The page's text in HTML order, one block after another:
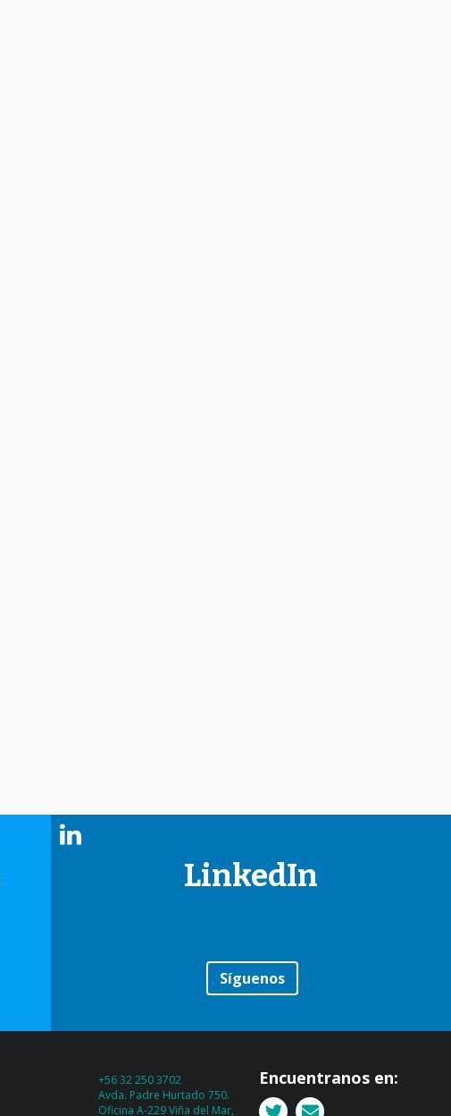
LinkedIn
Síguenos
+56 32 250 3702
Avda. Padre Hurtado 750.
Oficina A-229 Viña del Mar,
Encuentranos en: